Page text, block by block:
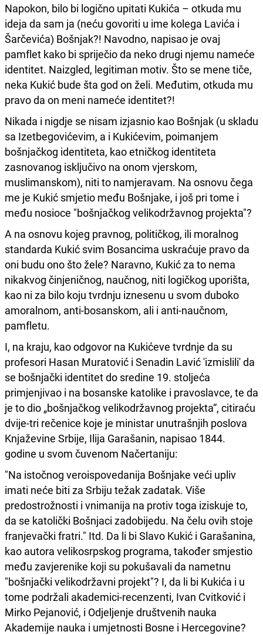
Napokon, bilo bi logično upitati Kukića – otkuda mu
ideja da sam ja (neću govoriti u ime kolega Lavića i
Šarčevića) Bošnjak?! Navodno, napisao je ovaj
pamflet kako bi spriječio da neko drugi njemu nameće
identitet. Naizgled, legitiman motiv. Što se mene tiče,
neka Kukić bude šta god on želi. Međutim, otkuda mu
pravo da on meni nameće identitet?!
Nikada i nigdje se nisam izjasnio kao Bošnjak (u skladu
sa Izetbegovićevim, a i Kukićevim, poimanjem
bošnjačkog identiteta, kao etničkog identiteta
zasnovanog isključivo na onom vjerskom,
muslimanskom), niti to namjeravam. Na osnovu čega
me je Kukić smjetio među Bošnjake, i još pri tome i
među nosioce "bošnjačkog velikodržavnog projekta"?
A na osnovu kojeg pravnog, političkog, ili moralnog
standarda Kukić svim Bosancima uskraćuje pravo da
oni budu ono što žele? Naravno, Kukić za to nema
nikakvog činjeničnog, naučnog, niti logičkog uporišta,
kao ni za bilo koju tvrdnju iznesenu u svom duboko
amoralnom, anti-bosanskom, ali i anti-naučnom,
pamfletu.
I, na kraju, kao odgovor na Kukićeve tvrdnje da su
profesori Hasan Muratović i Senadin Lavić 'izmislili' da
se bošnjački identitet do sredine 19. stoljeća
primjenjivao i na bosanske katolike i pravoslavce, te da
je to dio „bošnjačkog velikodržavnog projekta“, citiraću
dvije-tri rečenice koje je ministar unutrašnjih poslova
Knjaževine Srbije, Ilija Garašanin, napisao 1844.
godine u svom čuvenom Načertaniju:
"Na istočnog veroispovedanija Bošnjake veći upliv
imati neće biti za Srbiju težak zadatak. Više
predostrožnosti i vnimanija na protiv toga iziskuje to,
da se katolički Bošnjaci zadobijedu. Na čelu ovih stoje
franjevački fratri." Itd. Da li bi Slavo Kukić i Garašanina,
kao autora velikosrpskog programa, također smjestio
među zavjerenike koji su pokušavali da nametnu
"bošnjački velikodržavni projekt"? I, da li bi Kukića i u
tome podržali akademici-recenzenti, Ivan Cvitković i
Mirko Pejanović, i Odjeljenje društvenih nauka
Akademije nauka i umjetnosti Bosne i Hercegovine?